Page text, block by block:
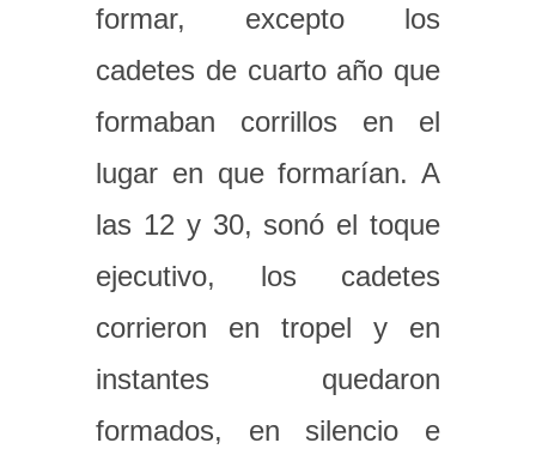
formar, excepto los
cadetes de cuarto año que
formaban corrillos en el
lugar en que formarían. A
las 12 y 30, sonó el toque
ejecutivo, los cadetes
corrieron en tropel y en
instantes quedaron
formados, en silencio e